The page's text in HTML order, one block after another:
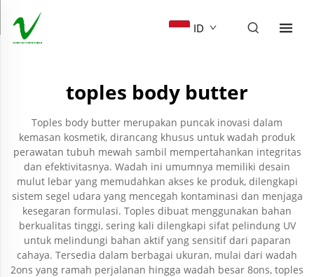
ID
toples body butter
Toples body butter merupakan puncak inovasi dalam
kemasan kosmetik, dirancang khusus untuk wadah produk
perawatan tubuh mewah sambil mempertahankan integritas
dan efektivitasnya. Wadah ini umumnya memiliki desain
mulut lebar yang memudahkan akses ke produk, dilengkapi
sistem segel udara yang mencegah kontaminasi dan menjaga
kesegaran formulasi. Toples dibuat menggunakan bahan
berkualitas tinggi, sering kali dilengkapi sifat pelindung UV
untuk melindungi bahan aktif yang sensitif dari paparan
cahaya. Tersedia dalam berbagai ukuran, mulai dari wadah
2ons yang ramah perjalanan hingga wadah besar 8ons, toples